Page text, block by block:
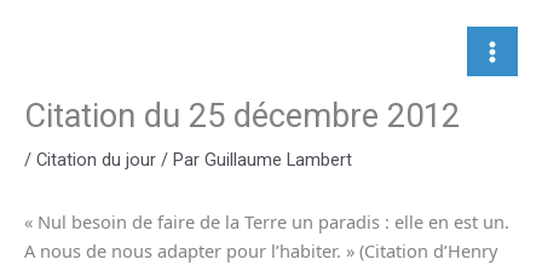
Citation du 25 décembre 2012
/ Citation du jour / Par Guillaume Lambert
« Nul besoin de faire de la Terre un paradis : elle en est un.
A nous de nous adapter pour l’habiter. » (Citation d’Henry